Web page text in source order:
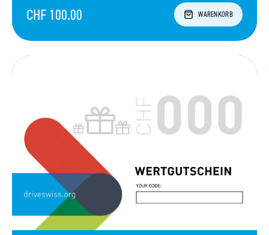
CHF 100.00 WARENKORB